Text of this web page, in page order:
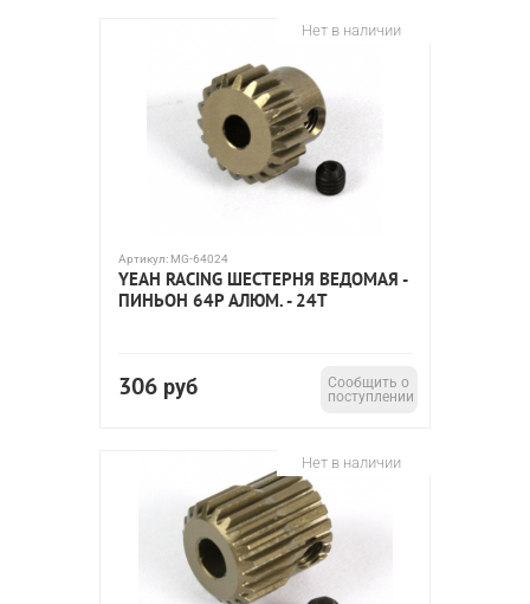
Нет в наличии
Артикул: MG-64024
YEAH RACING ШЕСТЕРНЯ ВЕДОМАЯ -
ПИНЬОН 64P АЛЮМ. - 24T
306 руб
Сообщить о
поступлении
Нет в наличии